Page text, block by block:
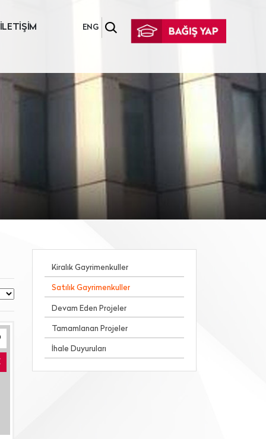
İLETİŞİM ENG
Kiralık Gayrimenkuller
Satılık Gayrimenkuller
Devam Eden Projeler
Tamamlanan Projeler
İhale Duyuruları